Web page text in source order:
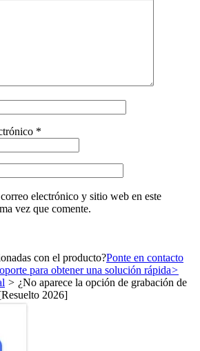
*
electrónico y sitio web en este
vez que comente.
con el producto?Ponte en contacto
para obtener una solución rápida>
> ¿No aparece la opción de grabación de
2026]